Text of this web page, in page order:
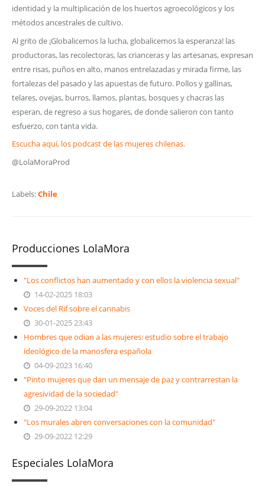
identidad y la multiplicación de los huertos agroecológicos y los
métodos ancestrales de cultivo.
Al grito de ¡Globalicemos la lucha, globalicemos la esperanza! las
productoras, las recolectoras, las crianceras y las artesanas, expresan
entre risas, puños en alto, manos entrelazadas y mirada firme, las
fortalezas del pasado y las apuestas de futuro. Pollos y gallinas,
telares, ovejas, burros, llamos, plantas, bosques y chacras las
esperan, de regreso a sus hogares, de donde salieron con tanto
esfuerzo, con tanta vida.
Escucha aquí, los podcast de las mujeres chilenas.
@LolaMoraProd
Labels:Chile
Producciones LolaMora
"Los conflictos han aumentado y con ellos la violencia sexual"
14-02-2025 18:03
Voces del Rif sobre el cannabis
30-01-2025 23:43
Hombres que odian a las mujeres: estudio sobre el trabajo
ideológico de la manosfera española
04-09-2023 16:40
"Pinto mujeres que dan un mensaje de paz y contrarrestan la
agresividad de la sociedad"
29-09-2022 13:04
"Los murales abren conversaciones con la comunidad"
29-09-2022 12:29
Especiales LolaMora